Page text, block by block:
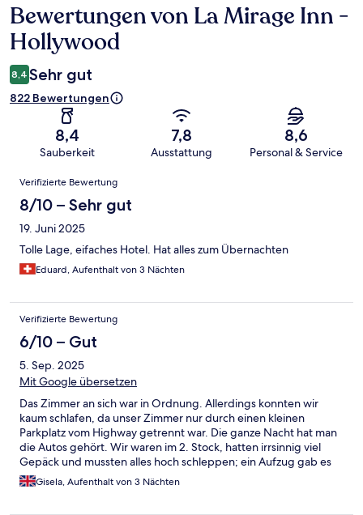
Bewertungen
Bewertungen von La Mirage Inn -
Hollywood
8,4 Sehr gut
822 Bewertungen
8,4
Sauberkeit
7,8
Ausstattung
8,6
Personal & Service
Bewertungen
Verifizierte Bewertung
8/10 – Sehr gut
19. Juni 2025
Tolle Lage, eifaches Hotel. Hat alles zum Übernachten
Eduard, Aufenthalt von 3 Nächten
Verifizierte Bewertung
6/10 – Gut
5. Sep. 2025
Mit Google übersetzen
Das Zimmer an sich war in Ordnung. Allerdings konnten wir
kaum schlafen, da unser Zimmer nur durch einen kleinen
Parkplatz vom Highway getrennt war. Die ganze Nacht hat man
die Autos gehört. Wir waren im 2. Stock, hatten irrsinnig viel
Gepäck und mussten alles hoch schleppen; ein Aufzug gab es
nicht. Zum Walk of Fame konnte man laufen, aber die
Unterführung / Seitenstrafe war jetzt nicht so angenehm zu
Gisela, Aufenthalt von 3 Nächten